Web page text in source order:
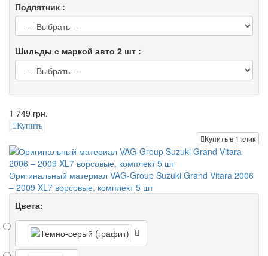
Подпятник :
Шильды с маркой авто 2 шт :
1 749 грн.
Купить
Купить в 1 клик
Оригинальный материал VAG-Group Suzuki Grand Vitara 2006
– 2009 XL7 ворсовые, комплект 5 шт
Цвета: